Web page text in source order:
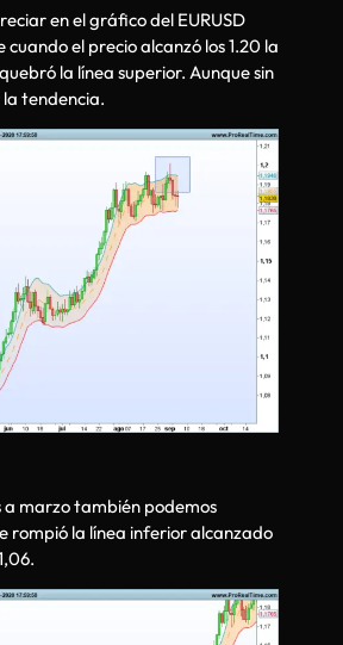
en el gráfico del EURUSD
el precio alcanzó los 1.20 la
la línea superior. Aunque sin
tendencia.
a marzo también podemos
rompió la línea inferior alcanzado